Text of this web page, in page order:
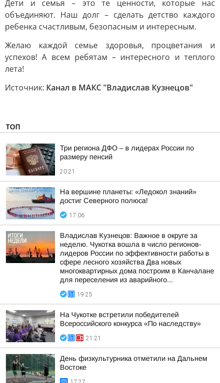
Дети и семья – это те ценности, которые нас
объединяют. Наш долг – сделать детство каждого
ребенка счастливым, безопасным и интересным.
Желаю каждой семье здоровья, процветания и
успехов! А всем ребятам – интересного и теплого
лета!
Источник: Канал в МАКС "Владислав Кузнецов"
ТОП
Три региона ДФО – в лидерах России по
размеру пенсий
20:21
На вершине планеты: «Ледокол знаний»
достиг Северного полюса!
17:06
Владислав Кузнецов: Важное в округе за
неделю. Чукотка вошла в число регионов-
лидеров России по эффективности работы в
сфере лесного хозяйства Два новых
многоквартирных дома построим в Канчалане
для переселения из аварийного...
19:25
На Чукотке встретили победителей
Всероссийского конкурса «По наследству»
21:21
День физкультурника отметили на Дальнем
Востоке